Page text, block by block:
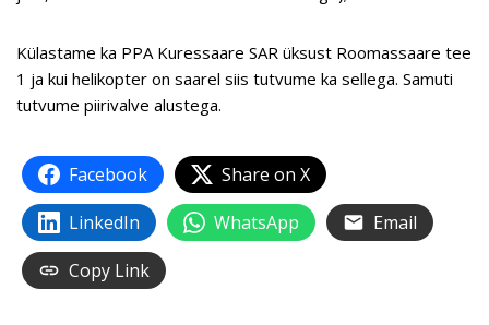
Külastame ka PPA Kuressaare SAR üksust Roomassaare tee
1 ja kui helikopter on saarel siis tutvume ka sellega. Samuti
tutvume piirivalve alustega.
Facebook
Share on X
LinkedIn
WhatsApp
Email
Copy Link